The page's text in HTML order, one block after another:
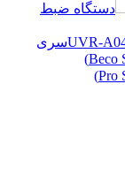
دستگاه ضبط
سری